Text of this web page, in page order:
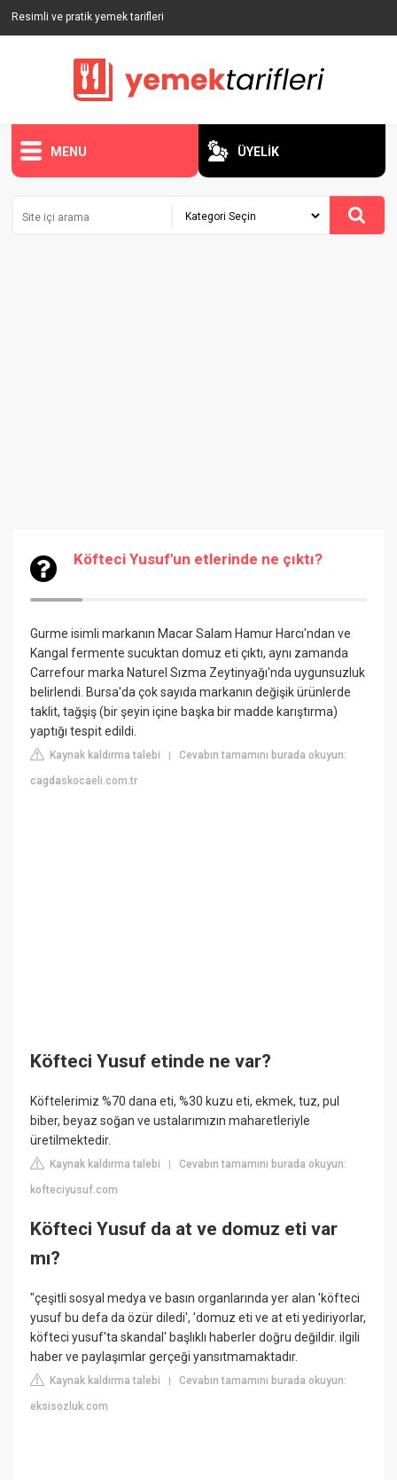
Resimli ve pratik yemek tarifleri
MENU ÜYELİK
Köfteci Yusuf'un etlerinde ne çıktı?
Gurme isimli markanın Macar Salam Hamur Harcı'ndan ve
Kangal fermente sucuktan domuz eti çıktı, aynı zamanda
Carrefour marka Naturel Sızma Zeytinyağı'nda uygunsuzluk
belirlendi. Bursa'da çok sayıda markanın değişik ürünlerde
taklit, tağşiş (bir şeyin içine başka bir madde karıştırma)
yaptığı tespit edildi.
Kaynak kaldırma talebi |Cevabın tamamını burada okuyun:
cagdaskocaeli.com.tr
Köfteci Yusuf etinde ne var?
Köftelerimiz %70 dana eti, %30 kuzu eti, ekmek, tuz, pul
biber, beyaz soğan ve ustalarımızın maharetleriyle
üretilmektedir.
Kaynak kaldırma talebi |Cevabın tamamını burada okuyun:
kofteciyusuf.com
Köfteci Yusuf da at ve domuz eti var
mı?
"çeşitli sosyal medya ve basın organlarında yer alan 'köfteci
yusuf bu defa da özür diledi', 'domuz eti ve at eti yediriyorlar,
köfteci yusuf'ta skandal' başlıklı haberler doğru değildir. ilgili
haber ve paylaşımlar gerçeği yansıtmamaktadır.
Kaynak kaldırma talebi |Cevabın tamamını burada okuyun:
eksisozluk.com